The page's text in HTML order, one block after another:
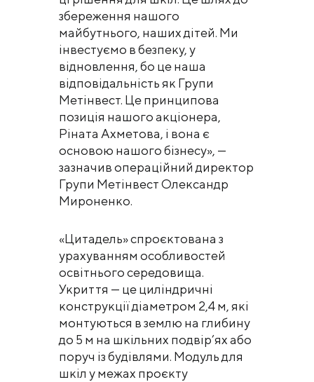
збереження нашого
майбутнього, наших дітей. Ми
інвестуємо в безпеку, у
відновлення, бо це наша
відповідальність як Групи
Метінвест. Це принципова
позиція нашого акціонера,
Ріната Ахметова, і вона є
основою нашого бізнесу», —
зазначив операційний директор
Групи Метінвест Олександр
Мироненко.
«Цитадель» спроєктована з
урахуванням особливостей
освітнього середовища.
Укриття — це циліндричні
конструкції діаметром 2,4 м, які
монтуються в землю на глибину
до 5 м на шкільних подвір’ях або
поруч із будівлями. Модуль для
шкіл у межах проєкту